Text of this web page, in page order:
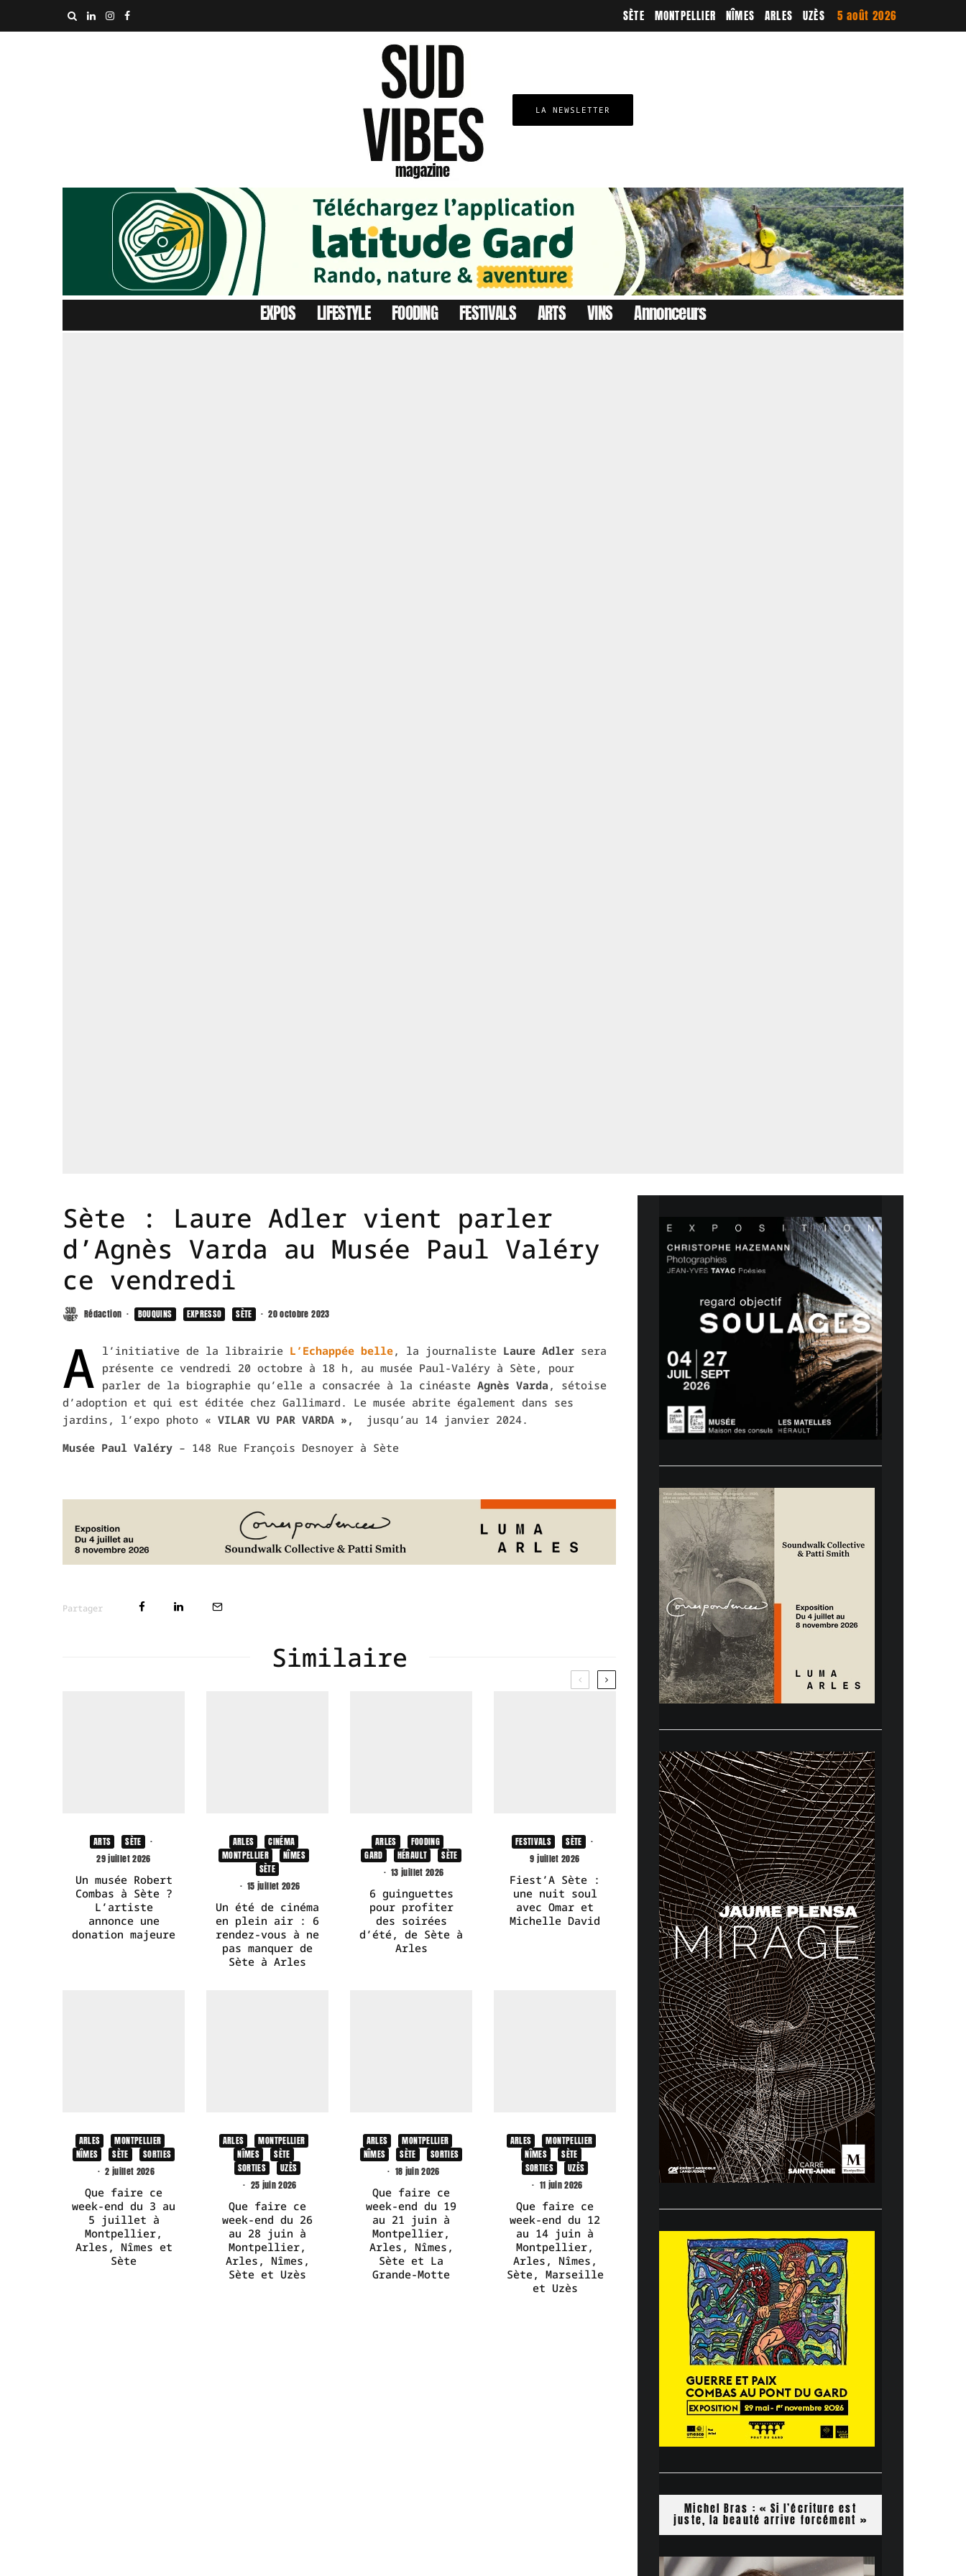
5 août 2026
UZÈS
ARLES
NÎMES
MONTPELLIER
SÈTE
LA NEWSLETTER
EXPOS LIFESTYLE FOODING FESTIVALS ARTS VINS Annonceurs
Sète : Laure Adler vient parler
d’Agnès Varda au Musée Paul Valéry
ce vendredi
Rédaction · BOUQUINS EXPRESSO SÈTE · 20 octobre 2023
A l’initiative de la librairie L’Echappée belle, la journaliste Laure Adler sera
présente ce vendredi 20 octobre à 18 h, au musée Paul-Valéry à Sète, pour
parler de la biographie qu’elle a consacrée à la cinéaste Agnès Varda , sétoise
d’adoption et qui est éditée chez Gallimard. Le musée abrite également dans ses
jardins, l’expo photo « VILAR VU PAR VARDA », jusqu’au 14 janvier 2024.
Musée Paul Valéry – 148 Rue François Desnoyer à Sète
Partager
Similaire
ARTS SÈTE
·
29 juillet 2026
Un musée Robert
Combas à Sète ?
L’artiste
annonce une
donation majeure
ARLES
CINÉMA
MONTPELLIER
NÎMES
SÈTE
· 15 juillet 2026
Un été de cinéma
en plein air : 6
rendez-vous à ne
pas manquer de
Sète à Arles
ARLES
FOODING
GARD
HÉRAULT
SÈTE
· 13 juillet 2026
6 guinguettes
pour profiter
des soirées
d’été, de Sète à
Arles
FESTIVALS SÈTE
·
9 juillet 2026
Fiest’A Sète :
une nuit soul
avec Omar et
Michelle David
ARLES
MONTPELLIER
NÎMES
SÈTE
SORTIES
· 2 juillet 2026
Que faire ce
week-end du 3 au
5 juillet à
Montpellier,
Arles, Nîmes et
Sète
ARLES
MONTPELLIER
NÎMES
SÈTE
SORTIES
UZÈS
· 25 juin 2026
Que faire ce
week-end du 26
au 28 juin à
Montpellier,
Arles, Nîmes,
Sète et Uzès
ARLES
MONTPELLIER
NÎMES
SÈTE
SORTIES
· 18 juin 2026
Que faire ce
week-end du 19
au 21 juin à
Montpellier,
Arles, Nîmes,
Sète et La
Grande-Motte
ARLES
MONTPELLIER
NÎMES
SÈTE
SORTIES
UZÈS
· 11 juin 2026
Que faire ce
week-end du 12
au 14 juin à
Montpellier,
Arles, Nîmes,
Sète, Marseille
et Uzès
Michel Bras : « Si l’écriture est
juste, la beauté arrive forcément »